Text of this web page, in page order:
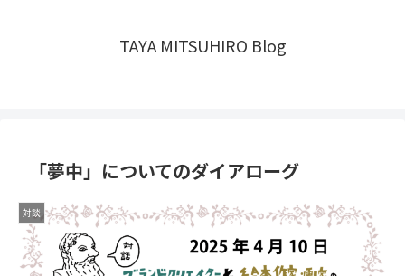
TAYA MITSUHIRO Blog
「夢中」についてのダイアローグ
対談